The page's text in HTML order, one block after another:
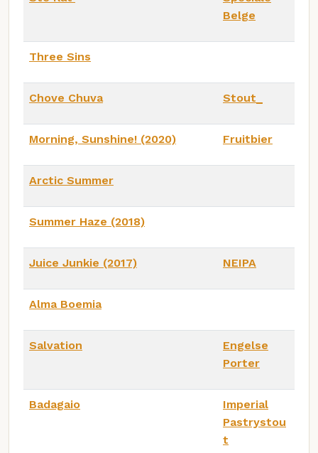
Belge
Three Sins
Chove Chuva Stout_
Morning, Sunshine! (2020) Fruitbier
Arctic Summer
Summer Haze (2018)
Juice Junkie (2017) NEIPA
Alma Boemia
Salvation
Engelse
Porter
Badagaio
Imperial
Pastrystou
t